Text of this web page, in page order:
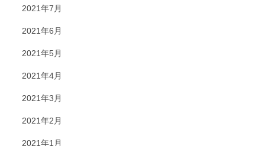
2021年7月
2021年6月
2021年5月
2021年4月
2021年3月
2021年2月
2021年1月